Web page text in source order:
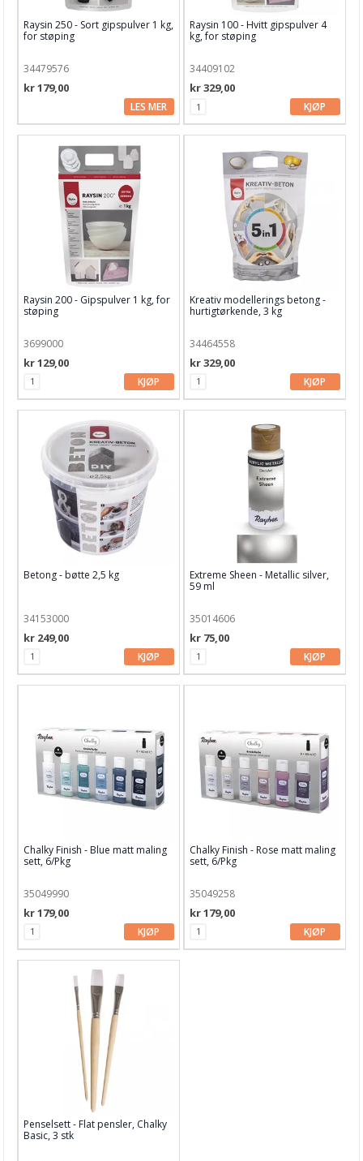
Raysin 250 - Sort gipspulver 1 kg,
for støping
34479576
kr 179,00
LES MER
Raysin 100 - Hvitt gipspulver 4
kg, for støping
34409102
kr 329,00
KJØP
Raysin 200 - Gipspulver 1 kg, for
støping
3699000
kr 129,00
KJØP
Kreativ modellerings betong -
hurtigtørkende, 3 kg
34464558
kr 329,00
KJØP
Betong - bøtte 2,5 kg
34153000
kr 249,00
KJØP
Extreme Sheen - Metallic silver,
59 ml
35014606
kr 75,00
KJØP
Chalky Finish - Blue matt maling
sett, 6/Pkg
35049990
kr 179,00
KJØP
Chalky Finish - Rose matt maling
sett, 6/Pkg
35049258
kr 179,00
KJØP
Penselsett - Flat pensler, Chalky
Basic, 3 stk